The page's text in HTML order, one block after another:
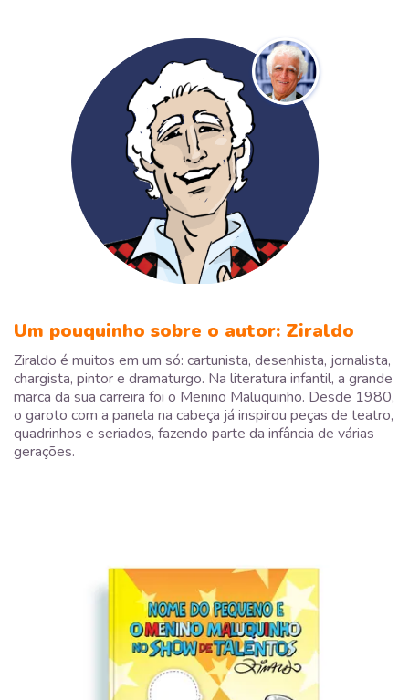
Um pouquinho sobre o autor: Ziraldo
Ziraldo é muitos em um só: cartunista, desenhista, jornalista,
chargista, pintor e dramaturgo. Na literatura infantil, a grande
marca da sua carreira foi o Menino Maluquinho. Desde 1980,
o garoto com a panela na cabeça já inspirou peças de teatro,
quadrinhos e seriados, fazendo parte da infância de várias
gerações.